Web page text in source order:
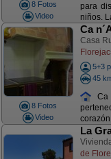
8 Fotos
Video
para
niños.
8 Fotos
Video
Ca
Casa
5+3
45
Ca
La
de